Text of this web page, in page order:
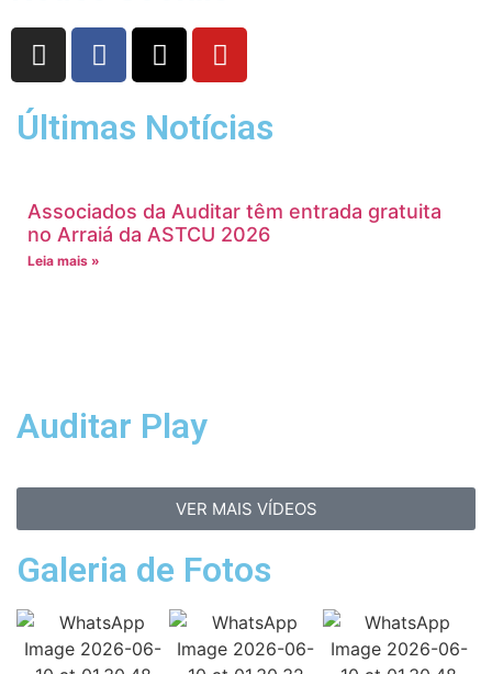
Últimas Notícias
Associados da Auditar têm entrada gratuita
no Arraiá da ASTCU 2026
Leia mais »
Auditar Play
VER MAIS VÍDEOS
Galeria de Fotos